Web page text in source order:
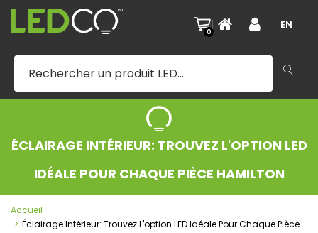
0
| EN
ÉCLAIRAGE INTÉRIEUR: TROUVEZ L'OPTION LED
IDÉALE POUR CHAQUE PIÈCE HAMILTON
Accueil
Éclairage Intérieur: Trouvez L'option LED Idéale Pour Chaque Pièce